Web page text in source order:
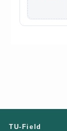
TU-Field